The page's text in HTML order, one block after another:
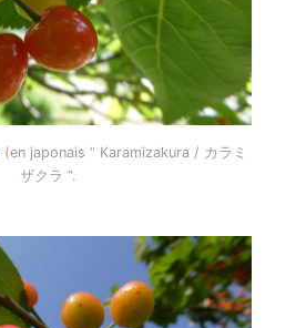
(en japonais ” Karamizakura / カラミ
ザクラ “.